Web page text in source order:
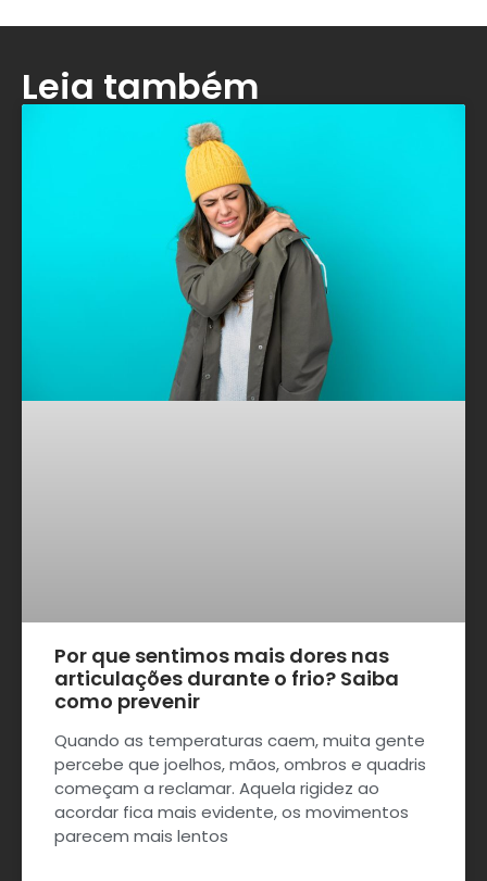
Leia também
Por que sentimos mais dores nas
articulações durante o frio? Saiba
como prevenir
Quando as temperaturas caem, muita gente
percebe que joelhos, mãos, ombros e quadris
começam a reclamar. Aquela rigidez ao
acordar fica mais evidente, os movimentos
parecem mais lentos